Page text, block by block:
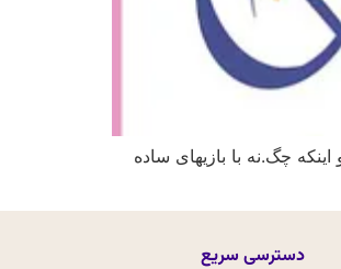
چگ.نه با بازیهای ساده
دسترسی سریع